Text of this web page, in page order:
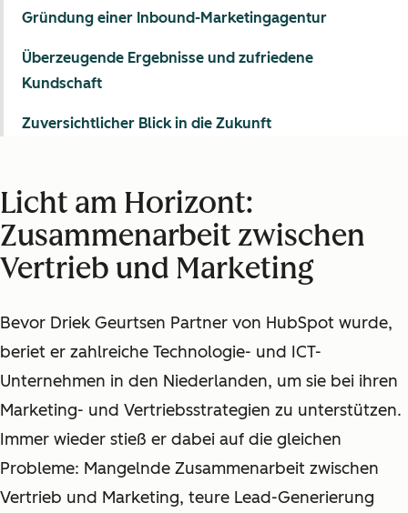
Licht am Horizont:
Zusammenarbeit zwischen
Vertrieb und Marketing
Bevor Driek Geurtsen Partner von HubSpot wurde,
beriet er zahlreiche Technologie- und ICT-
Unternehmen in den Niederlanden, um sie bei ihren
Marketing- und Vertriebsstrategien zu unterstützen.
Immer wieder stieß er dabei auf die gleichen
Probleme: Mangelnde Zusammenarbeit zwischen
Vertrieb und Marketing, teure Lead-Generierung
Gründung einer Inbound-Marketingagentur
Überzeugende Ergebnisse und zufriedene
Kundschaft
Zuversichtlicher Blick in die Zukunft